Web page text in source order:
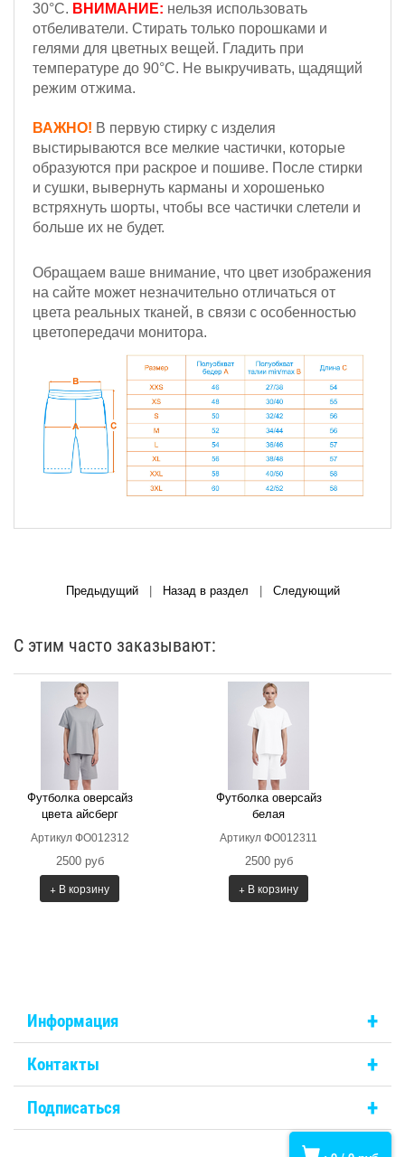
30°С. ВНИМАНИЕ: нельзя использовать
отбеливатели. Стирать только порошками и
гелями для цветных вещей. Гладить при
температуре до 90°С. Не выкручивать, щадящий
режим отжима.
ВАЖНО! В первую стирку с изделия
выстирываются все мелкие частички, которые
образуются при раскрое и пошиве. После стирки
и сушки, вывернуть карманы и хорошенько
встряхнуть шорты, чтобы все частички слетели и
больше их не будет.
Обращаем ваше внимание, что цвет изображения
на сайте может незначительно отличаться от
цвета реальных тканей, в связи с особенностью
цветопередачи монитора.
Предыдущий| Назад в раздел Следующий
С этим часто заказывают:
Футболка оверсайз
цвета айсберг
Артикул ФО012312
2500 руб
+ В корзину
Футболка оверсайз
белая
Артикул ФО012311
2500 руб
+ В корзину
Информация +
Контакты +
Подписаться +